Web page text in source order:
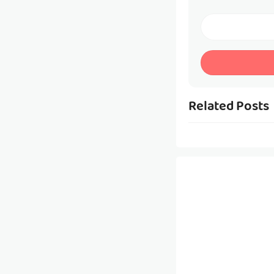
Related Posts